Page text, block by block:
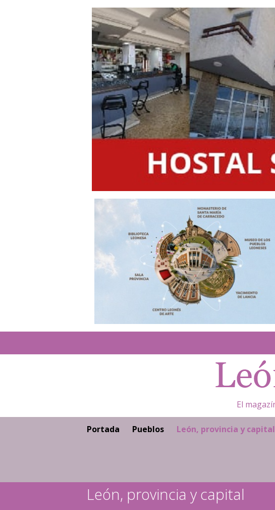
El
Portada Pueblos León, provincia y capital
León, provincia y capital